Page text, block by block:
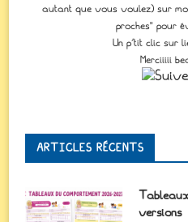
autant que vous voulez) sur
proches" pour
Un p'tit clic sur
Merciiiii
ARTICLES RÉCENTS
versions